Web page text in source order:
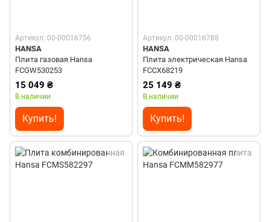
Артикул: 00-00016756
HANSA
Плита газовая Hansa
FCGW530253
15 049 ₴
В наличии
Купить!
Артикул: 00-00016788
HANSA
Плита электрическая Hansa
FCCX68219
25 149 ₴
В наличии
Купить!